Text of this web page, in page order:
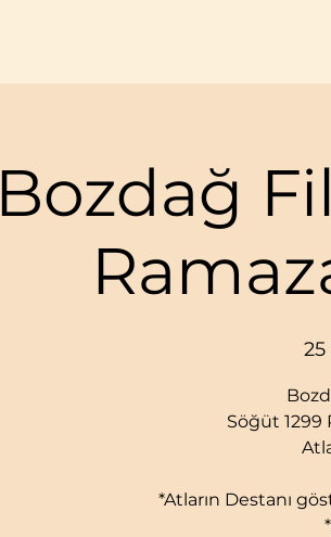
Bozdağ
25
Söğüt 1299
*Atların Destanı